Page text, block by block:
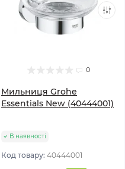
0
Мильниця Grohe
Essentials New (40444001)
В наявності
Код товару: 40444001